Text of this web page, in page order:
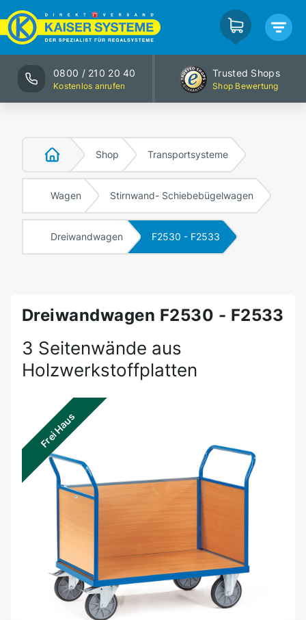
0800 / 210 20 40
Kostenlos anrufen
Trusted Shops
Shop Bewertung
Shop Transportsysteme
Wagen Stirnwand- Schiebebügelwagen
Dreiwandwagen F2530 - F2533
Dreiwandwagen F2530 - F2533
3 Seitenwände aus
Holzwerkstoffplatten
Frei Haus